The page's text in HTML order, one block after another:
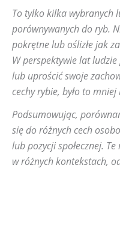
To tylko kilka wybranych
porównywanych do ryb.
pokrętne lub oślizłe jak
W perspektywie lat
lub uprościć swoje
cechy rybie, było to
Podsumowując,
się do różnych cech
lub pozycji społecznej.
w różnych kontekstach,